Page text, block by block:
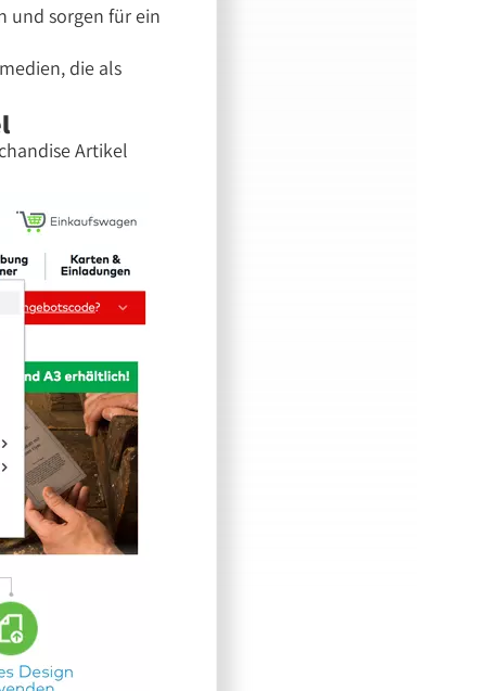
und sorgen für ein
die als
Artikel